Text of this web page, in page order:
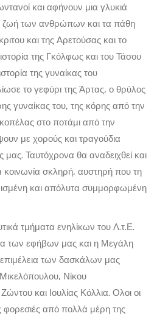
και αφήνουν μια γλυκιά
ζωή των ανθρώπων και τα πάθη
και της Αρετούσας και το
της Γκόλφως και του Τάσου
της γυναίκας του
το γεφύρι της Άρτας, ο θρύλος
γυναίκας του, της κόρης από την
στο ποτάμι από την
με χορούς και τραγούδια
μας. Ταυτόχρονα θα αναδειχθεί και
κοινωνία σκληρή, αυστηρή που τη
και απόλυτα συμμορφωμένη
τμήματα ενηλίκων του Λ.τ.Ε.
των εφήβων μας και η Μεγάλη
των δασκάλων μας
Νίκου
και Ιουλίας Κόλλια. Ολοι οι
φορεσιές από πολλά μέρη της